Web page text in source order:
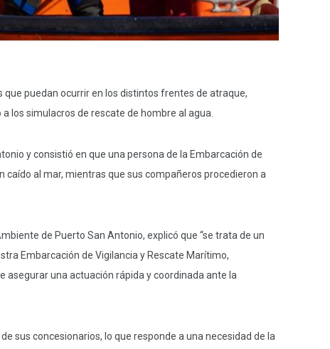
puedan ocurrir en los distintos frentes de atraque,
los simulacros de rescate de hombre al agua.
y consistió en que una persona de la Embarcación de
al mar, mientras que sus compañeros procedieron a
de Puerto San Antonio, explicó que “se trata de un
Embarcación de Vigilancia y Rescate Marítimo,
una actuación rápida y coordinada ante la
sus concesionarios, lo que responde a una necesidad de la